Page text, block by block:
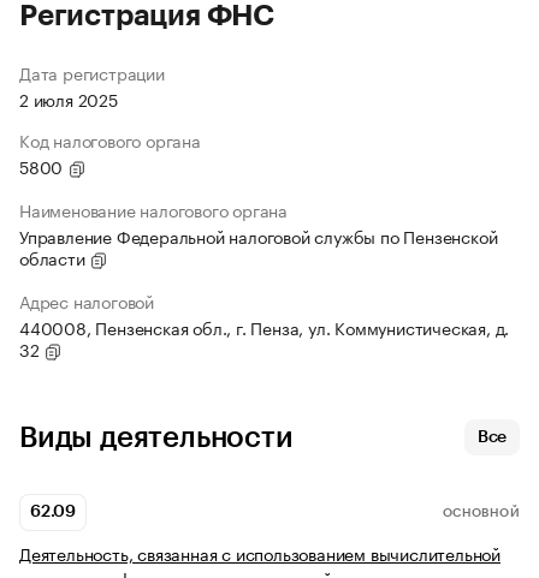
Регистрация ФНС
Дата регистрации
2 июля 2025
Код налогового органа
5800
Наименование налогового органа
Управление Федеральной налоговой службы по Пензенской
области
Адрес налоговой
440008, Пензенская обл., г. Пенза, ул. Коммунистическая, д.
32
Виды деятельности Все
62.09 ОСНОВНОЙ
Деятельность, связанная с использованием вычислительной